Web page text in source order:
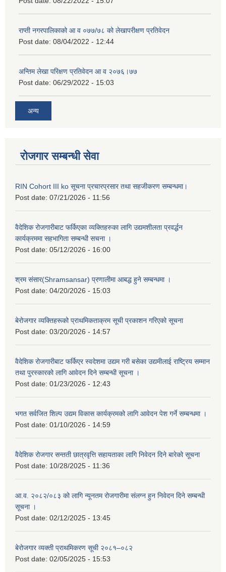
राप्ती नगरपालिकाको आ व ०७७/७८ को लेखापरीक्षण प्रतिवेदन
Post date: 08/04/2022 - 12:44
अन्तिम लेखा परिक्षण प्रतिवेदन आ व २०७६।७७
Post date: 06/29/2022 - 15:03
अन्य
रोजगार सम्बन्धी सेवा
RIN Cohort III ko सूचना प्रचारप्रसार तथा सहजीकरण सम्बन्धमा।
Post date: 07/21/2026 - 11:56
वैदेशिक रोजगारीबाट फर्किएका व्यक्तिहरुका लागि उद्यमशीलता प्रवर्द्धन
कार्यक्रममा सहभागिता सम्बन्धी सचना ।
Post date: 05/12/2026 - 16:00
श्रम संसार(Shramsansar) प्रणालीमा आबद्ध हुने सम्बन्धमा ।
Post date: 04/20/2026 - 15:03
बेरोजगार व्यक्तिहरूको प्राथमिकताक्रम सूची प्रकाशन गरिएको सूचना
Post date: 03/20/2026 - 14:57
वैदेशिक रोजगारीबाट फर्किएर स्वदेशमा उद्यम गरी बसेका उद्यमीलाई राष्ट्रिय सम्मान
तथा पुरस्कारको लागि आवेदन दिने सम्बन्धी सूचना ।
Post date: 01/23/2026 - 12:43
भगत सर्वजित शिल्प उद्यम विकास कार्यक्रमको लागि आवेदन पेश गर्ने सम्बन्धमा ।
Post date: 01/10/2026 - 14:59
वैदेशिक रोजगार सन्तती छात्रवृत्ति सहायताका लागि निवेदन दिने बारेको सूचना
Post date: 10/28/2025 - 11:36
आ.व. २०८२/०८३ को लागि न्यूनतम रोजगारीमा संलग्न हुन निवेदन दिने सम्बन्धी
सूचना ।
Post date: 02/12/2025 - 13:45
बेरोजगार व्यक्ती प्राथमिकरण सूची २०८१–०८२
Post date: 02/05/2025 - 15:53